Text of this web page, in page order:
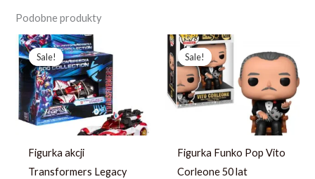
Podobne produkty
Sale!
Sale!
Figurka akcji
Transformers Legacy
Pierwotna
cena
wynosiła:
233,79 zł.
cena
wynosi:
166,99 zł.
Sale!
Sale!
Figurka Funko Pop Vito
Corleone 50 lat
Pierwotna
cena
wynosiła:
252,71 zł.
cena
wynosi:
194,39 zł.